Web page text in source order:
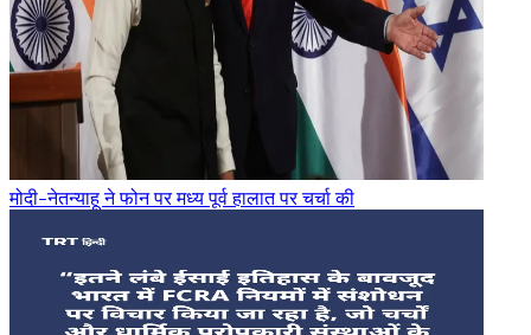
मोदी-नेतन्याहू ने फोन पर मध्य पूर्व हालात पर चर्चा की